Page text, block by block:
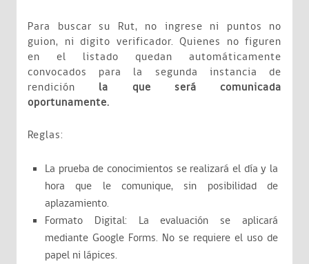
Para buscar su Rut, no ingrese ni puntos no
guion, ni digito verificador. Quienes no figuren
en el listado quedan automáticamente
convocados para la segunda instancia de
rendición
la que será comunicada
oportunamente.
Reglas:
La prueba de conocimientos se realizará el día y la
hora que le comunique, sin posibilidad de
aplazamiento.
Formato Digital: La evaluación se aplicará
mediante Google Forms. No se requiere el uso de
papel ni lápices.